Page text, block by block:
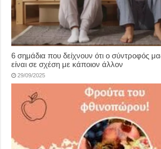
6 σημάδια που δείχνουν ότι ο σύντροφός
είναι σε σχέση με κάποιον άλλον
29/09/2025